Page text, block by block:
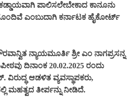
ಪಾಲಿಸಲೇಬೇಕಾದ ಕಾನೂನು
ಎಂಬುದಾಗಿ ಕರ್ನಾಟಕ ಹೈಕೋರ್ಟ್
ನ್ಯಾಯಮೂರ್ತಿ ಶ್ರೀ ಎಂ ನಾಗಪ್ರಸನ್ನ
ದಿನಾಂಕ 20.02.2025 ರಂದು
ಆಡಳಿತ ವ್ಯವಸ್ಥಾಪಕರು,
ಮಹತ್ವದ ತೀರ್ಪನ್ನು ನೀಡಿದೆ.